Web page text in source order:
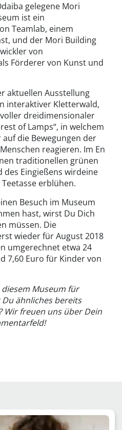
gelegene Mori
ist ein
Teamlab, einem
und der Mori Building
von
Förderer von Kunst und
aktuellen Ausstellung
interaktiver Kletterwald,
dreidimensionaler
of Lamps“, in welchem
die Bewegungen der
reagieren. Im En
traditionellen grünen
Eingießens wirdeine
erblühen.
Besuch im Museum
hast, wirst Du Dich
müssen. Die
wieder für August 2018
umgerechnet etwa 24
7,60 Euro für Kinder von
Museum für
ähnliches bereits
Wir freuen uns über Dein